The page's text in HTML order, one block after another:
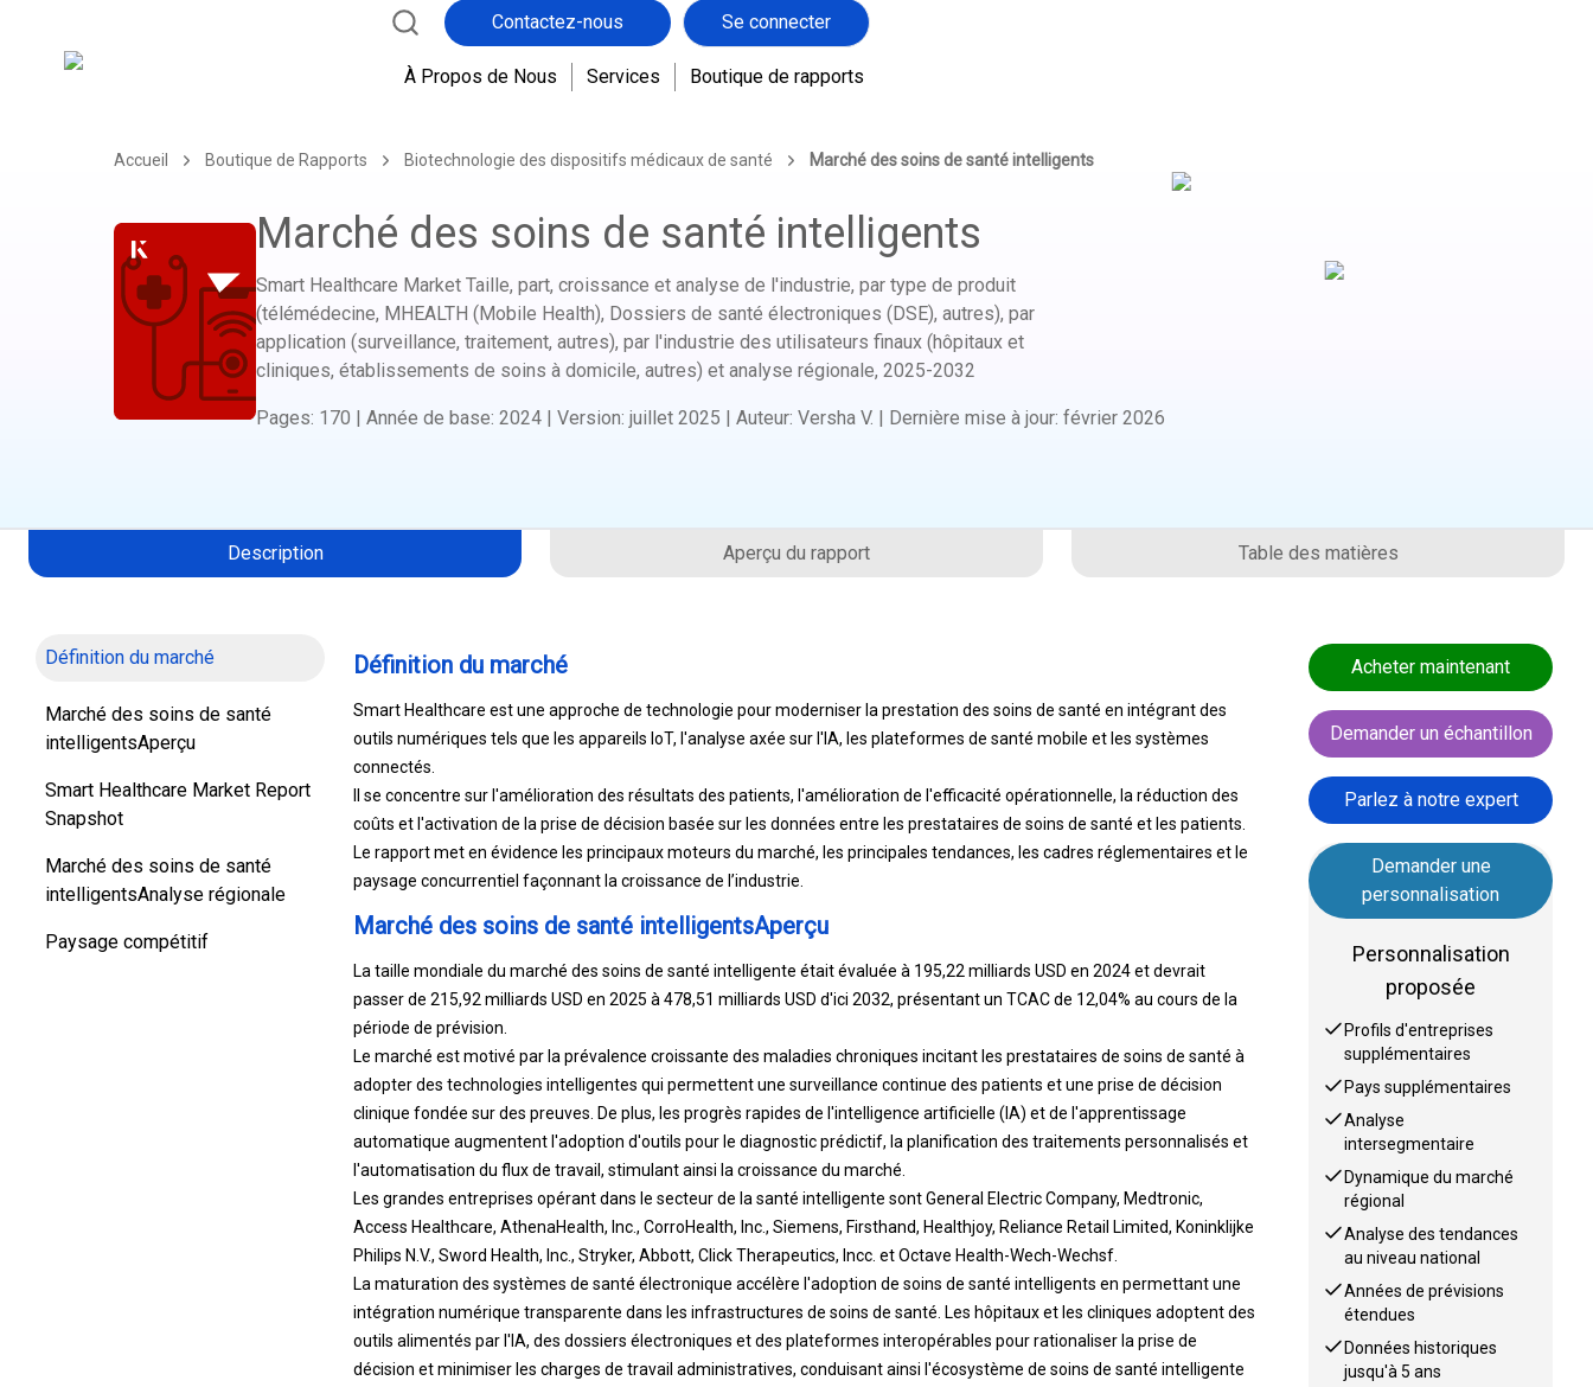
Contactez-nous Se connecter
À Propos de Nous Services Boutique de rapports
Accueil Boutique de Rapports Biotechnologie des dispositifs médicaux de santé Marché des soins de santé intelligents
Marché des soins de santé intelligents
Smart Healthcare Market Taille, part, croissance et analyse de l'industrie, par type de produit
(télémédecine, MHEALTH (Mobile Health), Dossiers de santé électroniques (DSE), autres), par
application (surveillance, traitement, autres), par l'industrie des utilisateurs finaux (hôpitaux et
cliniques, établissements de soins à domicile, autres) et analyse régionale, 2025-2032
Pages: 170 | Année de base: 2024 | Version: juillet 2025 | Auteur: Versha V. | Dernière mise à jour: février 2026
Description Aperçu du rapport Table des matières
Définition du marché
Marché des soins de santé
intelligentsAperçu
Smart Healthcare Market Report
Snapshot
Marché des soins de santé
intelligentsAnalyse régionale
Paysage compétitif
Définition du marché
Smart Healthcare est une approche de technologie pour moderniser la prestation des soins de santé en intégrant des
outils numériques tels que les appareils IoT, l'analyse axée sur l'IA, les plateformes de santé mobile et les systèmes
connectés.
Il se concentre sur l'amélioration des résultats des patients, l'amélioration de l'efficacité opérationnelle, la réduction des
coûts et l'activation de la prise de décision basée sur les données entre les prestataires de soins de santé et les patients.
Le rapport met en évidence les principaux moteurs du marché, les principales tendances, les cadres réglementaires et le
paysage concurrentiel façonnant la croissance de l’industrie.
Marché des soins de santé intelligentsAperçu
La taille mondiale du marché des soins de santé intelligente était évaluée à 195,22 milliards USD en 2024 et devrait
passer de 215,92 milliards USD en 2025 à 478,51 milliards USD d'ici 2032, présentant un TCAC de 12,04% au cours de la
période de prévision.
Le marché est motivé par la prévalence croissante des maladies chroniques incitant les prestataires de soins de santé à
adopter des technologies intelligentes qui permettent une surveillance continue des patients et une prise de décision
clinique fondée sur des preuves. De plus, les progrès rapides de l'intelligence artificielle (IA) et de l'apprentissage
automatique augmentent l'adoption d'outils pour le diagnostic prédictif, la planification des traitements personnalisés et
l'automatisation du flux de travail, stimulant ainsi la croissance du marché.
Les grandes entreprises opérant dans le secteur de la santé intelligente sont General Electric Company, Medtronic,
Access Healthcare, AthenaHealth, Inc., CorroHealth, Inc., Siemens, Firsthand, Healthjoy, Reliance Retail Limited, Koninklijke
Philips N.V., Sword Health, Inc., Stryker, Abbott, Click Therapeutics, Incc. et Octave Health-Wech-Wechsf.
La maturation des systèmes de santé électronique accélère l'adoption de soins de santé intelligents en permettant une
intégration numérique transparente dans les infrastructures de soins de santé. Les hôpitaux et les cliniques adoptent des
outils alimentés par l'IA, des dossiers électroniques et des plateformes interopérables pour rationaliser la prise de
décision et minimiser les charges de travail administratives, conduisant ainsi l'écosystème de soins de santé intelligente
Acheter maintenant
Demander un échantillon
Parlez à notre expert
Demander une
personnalisation
Personnalisation
proposée
Profils d'entreprises
supplémentaires
Pays supplémentaires
Analyse
intersegmentaire
Dynamique du marché
régional
Analyse des tendances
au niveau national
Années de prévisions
étendues
Données historiques
jusqu'à 5 ans